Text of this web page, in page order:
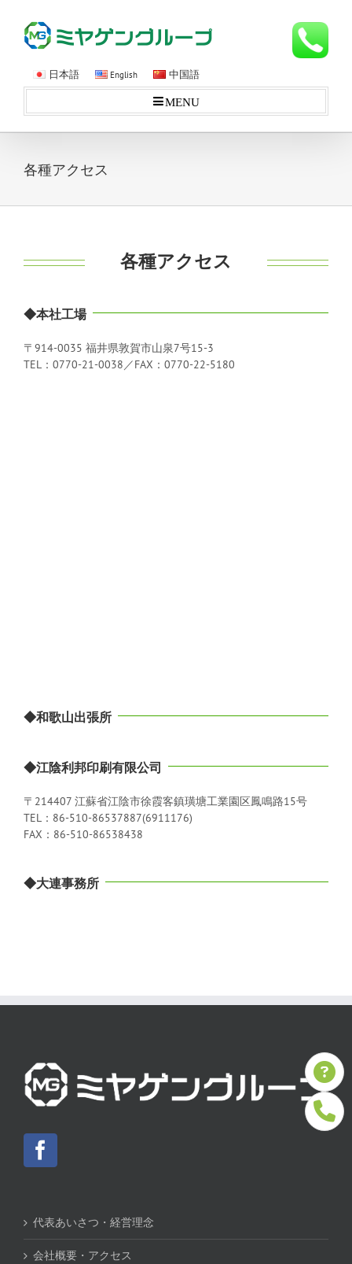
MENU
日本語 English 中国語
各種アクセス
各種アクセス
◆本社工場
〒914-0035 福井県敦賀市山泉7号15-3
TEL：0770-21-0038／FAX：0770-22-5180
◆和歌山出張所
◆江陰利邦印刷有限公司
〒214407 江蘇省江陰市徐霞客鎮璜塘工業園区鳳鳴路15号
TEL：86-510-86537887(6911176)
FAX：86-510-86538438
◆大連事務所
代表あいさつ・経営理念
会社概要・アクセス